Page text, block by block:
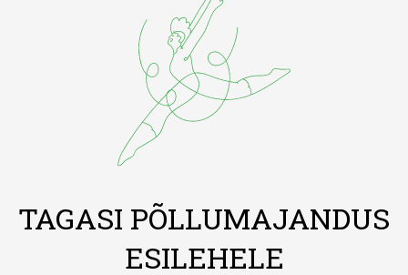
TAGASI PÕLLUMAJANDUS
ESILEHELE